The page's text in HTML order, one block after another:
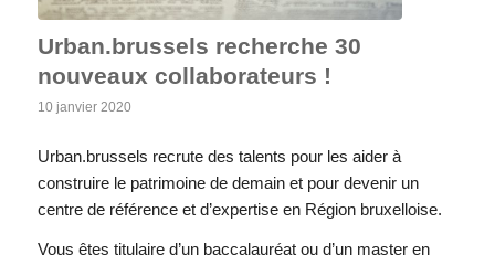
Urban.brussels recherche 30
nouveaux collaborateurs !
10 janvier 2020
Urban.brussels recrute des talents pour les aider à
construire le patrimoine de demain et pour devenir un
centre de référence et d’expertise en Région bruxelloise.
Vous êtes titulaire d’un baccalauréat ou d’un master en